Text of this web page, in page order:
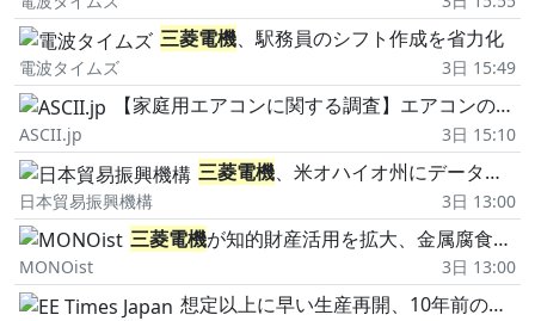
三菱電機、駅務員のシフト作成を省力化
電波タイムズ 3日 15:49
【家庭用エアコンに関する調査】エアコンの購入・買い替え・買い増しの予定時期が、具体的に決まっている人は1割。購入時の重視点は「価格」が7割弱、「メーカー・ブランド」が5割弱
ASCII.jp 3日 15:10
三菱電機、米オハイオ州にデータセンター向け冷却機器の生産拠点を設立
日本貿易振興機構 3日 13:00
三菱電機が知的財産活用を拡大、金属腐食センサー技術のライセンス供与
MONOist 3日 13:00
想定以上に早い生産再開、10年前の教訓生きる